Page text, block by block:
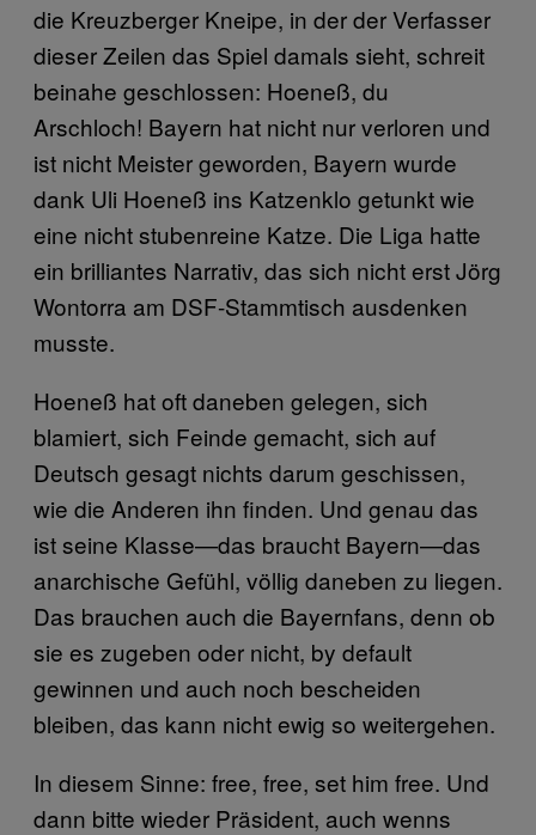
die Kreuzberger Kneipe, in der der Verfasser
dieser Zeilen das Spiel damals sieht, schreit
beinahe geschlossen: Hoeneß, du
Arschloch! Bayern hat nicht nur verloren und
ist nicht Meister geworden, Bayern wurde
dank Uli Hoeneß ins Katzenklo getunkt wie
eine nicht stubenreine Katze. Die Liga hatte
ein brilliantes Narrativ, das sich nicht erst Jörg
Wontorra am DSF-Stammtisch ausdenken
musste.
Hoeneß hat oft daneben gelegen, sich
blamiert, sich Feinde gemacht, sich auf
Deutsch gesagt nichts darum geschissen,
wie die Anderen ihn finden. Und genau das
ist seine Klasse—das braucht Bayern—das
anarchische Gefühl, völlig daneben zu liegen.
Das brauchen auch die Bayernfans, denn ob
sie es zugeben oder nicht, by default
gewinnen und auch noch bescheiden
bleiben, das kann nicht ewig so weitergehen.
In diesem Sinne: free, free, set him free. Und
dann bitte wieder Präsident, auch wenns